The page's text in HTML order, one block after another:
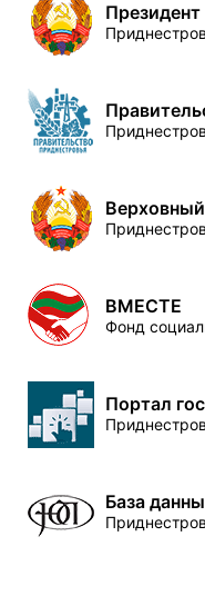
Президент
ВМЕСТЕ
Фонд
Портал
База